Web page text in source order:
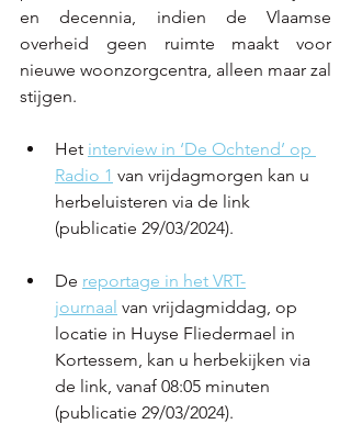
en decennia, indien de Vlaamse
overheid geen ruimte maakt voor
nieuwe woonzorgcentra, alleen maar zal
stijgen.
Het interview in ‘De Ochtend’ op
Radio 1 van vrijdagmorgen kan u
herbeluisteren via de link
(publicatie 29/03/2024).
De reportage in het VRT-
journaal van vrijdagmiddag, op
locatie in Huyse Fliedermael in
Kortessem, kan u herbekijken via
de link, vanaf 08:05 minuten
(publicatie 29/03/2024).